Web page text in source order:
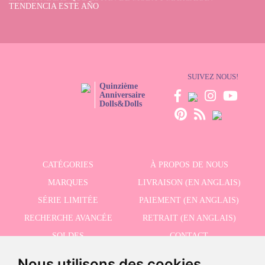
devenir un chef de premier ordre et de vivre d'innombrables aventures
TENDENCIA ESTE AÑO
Quinzième
Anniversaire
Dolls&Dolls
SUIVEZ NOUS!
CATÉGORIES
À PROPOS DE NOUS
MARQUES
LIVRAISON (EN ANGLAIS)
SÉRIE LIMITÉE
PAIEMENT (EN ANGLAIS)
RECHERCHE AVANCÉE
RETRAIT (EN ANGLAIS)
SOLDES
CONTACT